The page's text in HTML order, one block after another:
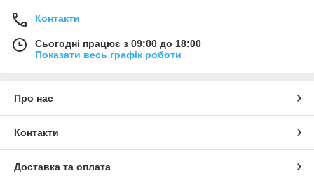
Контакти
Сьогодні працює з 09:00 до 18:00
Показати весь графік роботи
Про нас
Контакти
Доставка та оплата